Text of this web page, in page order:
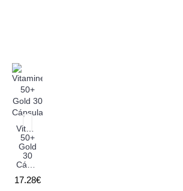
Vitamineral
50+
Gold
30
Cápsulas
17.28€